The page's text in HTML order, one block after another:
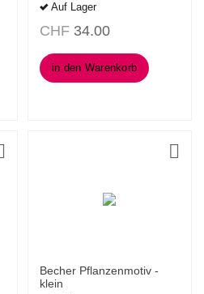
Auf Lager
CHF 34.00
in den Warenkorb
Becher Pflanzenmotiv -
klein